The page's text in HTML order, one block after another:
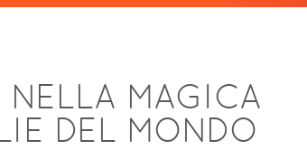
MAGICA
DEL MONDO